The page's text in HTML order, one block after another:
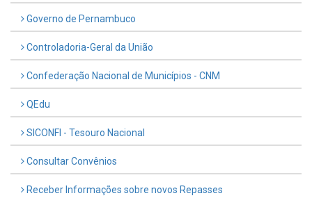
Governo de Pernambuco
Controladoria-Geral da União
Confederação Nacional de Municípios - CNM
QEdu
SICONFI - Tesouro Nacional
Consultar Convênios
Receber Informações sobre novos Repasses